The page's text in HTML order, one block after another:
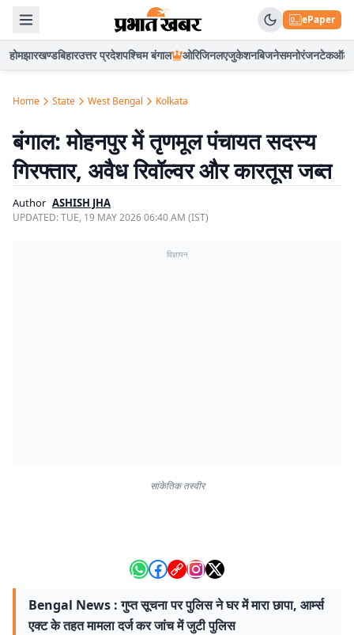
ePaper
होमझारखण्डबिहारउत्तर प्रदेशपश्चिम बंगाल ओरिजिनलएजुकेशनबिजनेसमनोरंजनटेकऑटो
Home State West Bengal Kolkata
बंगाल: मोहनपुर में तृणमूल पंचायत सदस्य
गिरफ्तार, अवैध रिवॉल्वर और कारतूस जब्त
Author ASHISH JHA
UPDATED:TUE, 19 MAY 2026 06:40 AM (IST)
विज्ञापन
सांकेतिक तस्वीर
Bengal News : गुप्त सूचना पर पुलिस ने घर में मारा छापा, आर्म्स
एक्ट के तहत मामला दर्ज कर जांच में जुटी पुलिस